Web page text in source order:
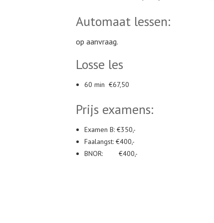
Automaat lessen:
op aanvraag.
Losse les
60 min €67,50
Prijs examens:
Examen B: €350,-
Faalangst: €400,-
BNOR: €400,-